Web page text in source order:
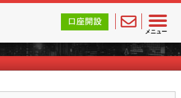
メニュー
社（ブローカー）の無料口座開設サポ
口座開設
ットコメント一覧